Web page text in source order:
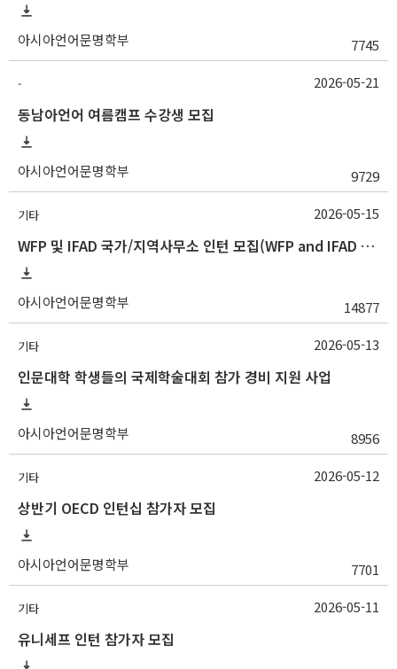
아시아언어문명학부 7745
-
동남아언어 여름캠프 수강생 모집
아시아언어문명학부 9729
2026-05-21
기타
WFP 및 IFAD 국가/지역사무소 인턴 모집(WFP and IFAD Country/Regional Office Internship Opportunities)
아시아언어문명학부 14877
2026-05-15
기타
인문대학 학생들의 국제학술대회 참가 경비 지원 사업
아시아언어문명학부 8956
2026-05-13
기타
상반기 OECD 인턴십 참가자 모집
아시아언어문명학부 7701
2026-05-12
기타
유니세프 인턴 참가자 모집
2026-05-11